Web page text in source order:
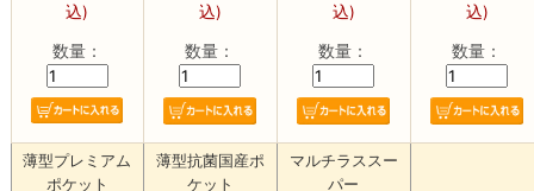
込)
数量：
込)
数量：
込)
数量：
込)
数量：
薄型プレミアム
ポケット
薄型抗菌国産ポ
ケット
マルチラススー
パー